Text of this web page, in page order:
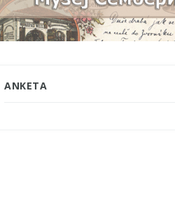
ANKETA